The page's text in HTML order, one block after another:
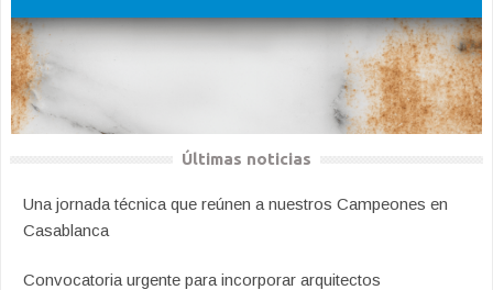
Últimas noticias
Una jornada técnica que reúnen a nuestros Campeones en
Casablanca
Convocatoria urgente para incorporar arquitectos